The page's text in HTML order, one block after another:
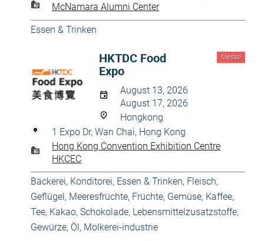
McNamara Alumni Center
Essen & Trinken
Messe
HKTDC Food
Expo
August 13, 2026
August 17, 2026
Hongkong
1 Expo Dr, Wan Chai, Hong Kong
Hong Kong Convention Exhibition Centre
HKCEC
Bäckerei, Konditorei, Essen & Trinken, Fleisch,
Geflügel, Meeresfrüchte, Früchte, Gemüse, Kaffee,
Tee, Kakao, Schokolade, Lebensmittelzusatzstoffe,
Gewürze, Öl, Molkerei-industrie